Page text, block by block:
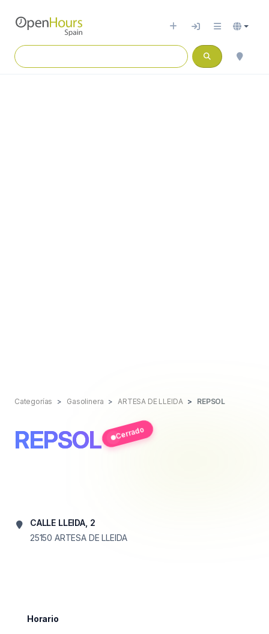
Categorías Gasolinera ARTESA DE LLEIDA REPSOL
REPSOL Cerrado
CALLE LLEIDA, 2
25150 ARTESA DE LLEIDA
Horario